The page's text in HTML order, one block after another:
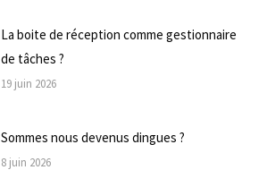
La boite de réception comme gestionnaire
de tâches ?
19 juin 2026
Sommes nous devenus dingues ?
8 juin 2026